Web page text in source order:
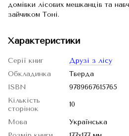
домівки лісових мешканців та
зайчиком Тоні.
Характеристики
Серії книг
Друзі з лісу
Обкладинка
Тверда
ISBN
9789667615765
Кількість
сторінок
10
Мова
Українська